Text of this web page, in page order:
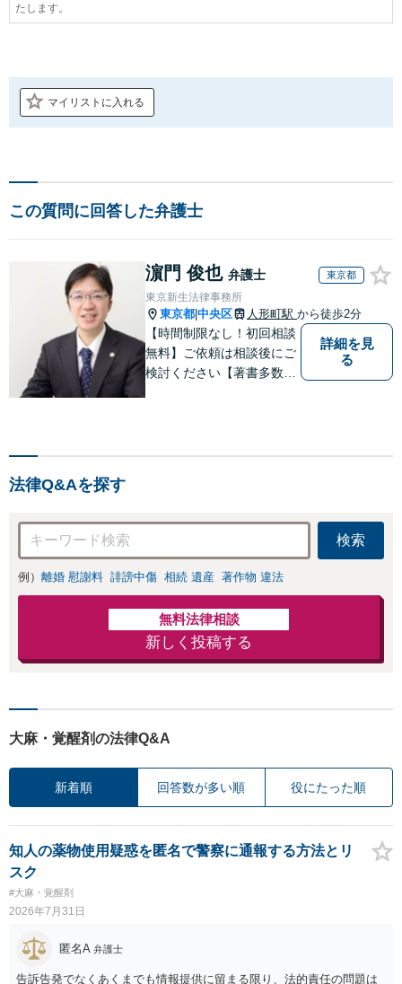
たします。
マイリストに入れる
この質問に回答した弁護士
濵門 俊也 弁護士 東京都
東京新生法律事務所
東京都 中央区 人形町駅 から徒歩2分
【時間制限なし！初回相談
無料】ご依頼は相談後にご
検討ください【著書多数】
詳細を見
る
法律Q&Aを探す
検索
例） 離婚 慰謝料 誹謗中傷 相続 遺産 著作物 違法
無料法律相談
新しく投稿する
大麻・覚醒剤の法律Q&A
新着順 回答数が多い順 役にたった順
知人の薬物使用疑惑を匿名で警察に通報する方法とリ
スク
#大麻・覚醒剤
2026年7月31日
匿名A 弁護士
告訴告発でなくあくまでも情報提供に留まる限り、法的責任の問題は